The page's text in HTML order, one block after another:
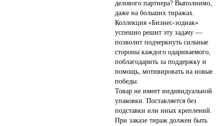
делового партнера? Выполнимо,
даже на больших тиражах.
Коллекция «Бизнес-зодиак»
успешно решит эту задачу —
позволит подчеркнуть сильные
стороны каждого одариваемого,
поблагодарить за поддержку и
помощь, мотивировать на новые
победы.
Товар не имеет индивидуальной
упаковки. Поставляется без
подставки или иных креплений.
При заказе тираж должен быть